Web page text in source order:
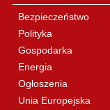
Bezpieczeństwo
Polityka
Gospodarka
Energia
Ogłoszenia
Unia Europejska